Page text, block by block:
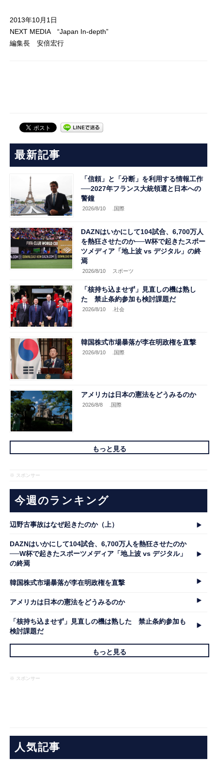
2013年10月1日
NEXT MEDIA “Japan In-depth”
編集長 安倍宏行
最新記事
「信頼」と「分断」を利用する情報工作
──2027年フランス大統領選と日本への
警鐘
2026/8/10 .国際
DAZNはいかにして104試合、6,700万人
を熱狂させたのか──W杯で起きたスポー
ツメディア「地上波 vs デジタル」の終
焉
2026/8/10 スポーツ
「核持ち込ませず」見直しの機は熟し
た 禁止条約参加も検討課題だ
2026/8/10 .社会
韓国株式市場暴落が李在明政権を直撃
2026/8/10 .国際
アメリカは日本の憲法をどうみるのか
2026/8/8 .国際
もっと見る
※ スポンサー
今週のランキング
辺野古事故はなぜ起きたのか（上）
DAZNはいかにして104試合、6,700万人を熱狂させたのか
──W杯で起きたスポーツメディア「地上波 vs デジタル」
の終焉
韓国株式市場暴落が李在明政権を直撃
アメリカは日本の憲法をどうみるのか
「核持ち込ませず」見直しの機は熟した 禁止条約参加も
検討課題だ
もっと見る
※ スポンサー
人気記事